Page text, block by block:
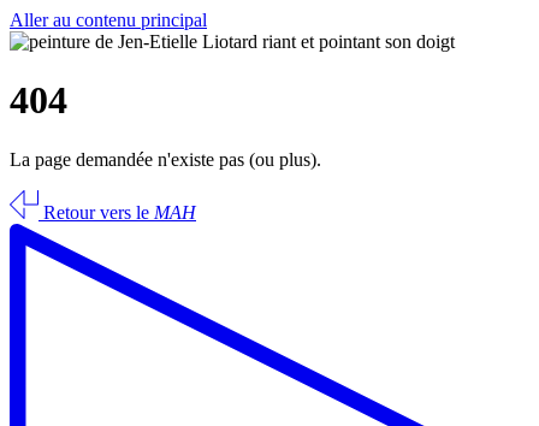
Aller au contenu principal
404
La page demandée n'existe pas (ou plus).
Retour vers le MAH